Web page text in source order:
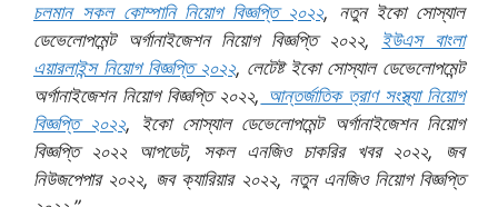
চলমান সকল কোম্পানি নিয়োগ বিজ্ঞপ্তি ২০২২, নতুন ইকো সোস্যাল
ডেভেলোপমেন্ট অর্গানাইজেশন নিয়োগ বিজ্ঞপ্তি ২০২২, ইউএস বাংলা
এয়ারলাইন্স নিয়োগ বিজ্ঞপ্তি ২০২২, লেটেষ্ট ইকো সোস্যাল ডেভেলোপমেন্ট
অর্গানাইজেশন নিয়োগ বিজ্ঞপ্তি ২০২২, আন্তর্জাতিক ত্রাণ সংস্থ্যা নিয়োগ
বিজ্ঞপ্তি ২০২২, ইকো সোস্যাল ডেভেলোপমেন্ট অর্গানাইজেশন নিয়োগ
বিজ্ঞপ্তি ২০২২ আপডেট, সকল এনজিও চাকরির খবর ২০২২, জব
নিউজপেপার ২০২২, জব ক্যারিয়ার ২০২২, নতুন এনজিও নিয়োগ বিজ্ঞপ্তি